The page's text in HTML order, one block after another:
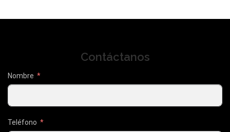
Contáctanos
Nombre
Teléfono